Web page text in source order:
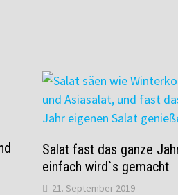
Salat fast das ganze
einfach wird`s gemacht
21. September 2019